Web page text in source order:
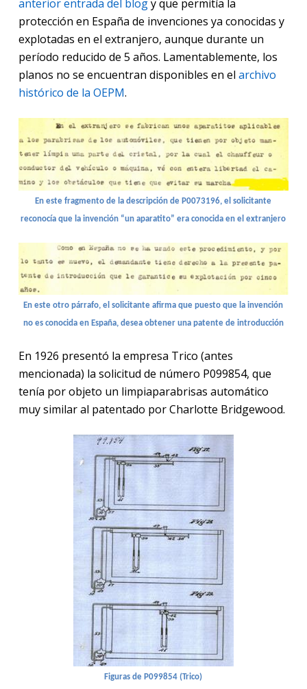
anterior entrada del blogy que permitía la
protección en España de invenciones ya conocidas y
explotadas en el extranjero, aunque durante un
período reducido de 5 años. Lamentablemente, los
planos no se encuentran disponibles en el archivo
histórico de la OEPM.
En este fragmento de la descripción de P0073196, el solicitante
reconocía que la invención “un aparatito” era conocida en el extranjero
En este otro párrafo, el solicitante afirma que puesto que la invención
no es conocida en España, desea obtener una patente de introducción
En 1926 presentó la empresa Trico (antes
mencionada) la solicitud de número P099854, que
tenía por objeto un limpiaparabrisas automático
muy similar al patentado por Charlotte Bridgewood.
Figuras de P099854 (Trico)